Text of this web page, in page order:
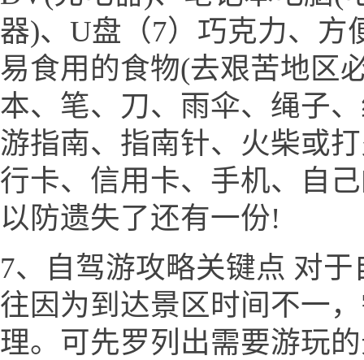
器)、U盘（7）巧克力、方
易食用的食物(去艰苦地区
本、笔、刀、雨伞、绳子
游指南、指南针、火柴或
行卡、信用卡、手机、自
以防遗失了还有一份!
7、自驾游攻略关键点 对
往因为到达景区时间不一
理。可先罗列出需要游玩